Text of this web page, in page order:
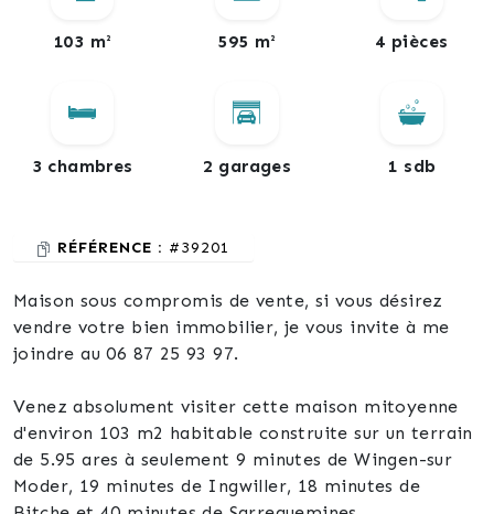
103 m² 595 m² 4 pièces
3 chambres 2 garages 1 sdb
RÉFÉRENCE : #39201
Maison sous compromis de vente, si vous désirez
vendre votre bien immobilier, je vous invite à me
joindre au 06 87 25 93 97.
Venez absolument visiter cette maison mitoyenne
d'environ 103 m2 habitable construite sur un terrain
de 5.95 ares à seulement 9 minutes de Wingen-sur
Moder, 19 minutes de Ingwiller, 18 minutes de